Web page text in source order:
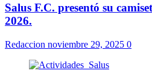
Salus F.C. presentó su
2026.
Redaccion noviembre 29, 2025 0